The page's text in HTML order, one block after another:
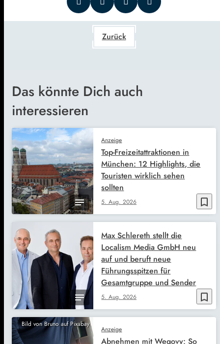
Zurück
Das könnte Dich auch
interessieren
bookmark_border
Anzeige
5. Aug. 2026
Top-Freizeitattraktionen in
München: 12 Highlights, die
Touristen wirklich sehen
sollten
bookmark_border
5. Aug. 2026
Max Schlereth stellt die
Localism Media GmbH neu
auf und beruft neue
Führungsspitzen für
Gesamtgruppe und Sender
Bild von Bruno auf Pixabay
Anzeige
Abnehmen mit Wegovy: So